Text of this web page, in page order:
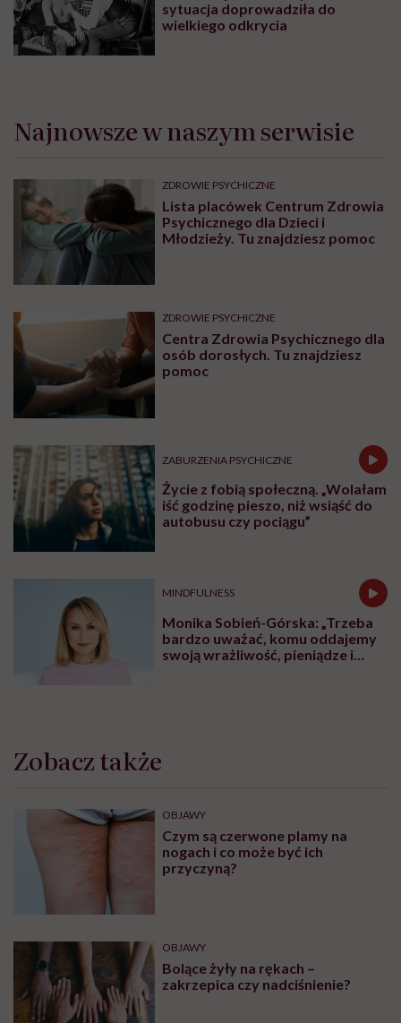
sytuacja doprowadziła do
wielkiego odkrycia
Najnowsze w naszym serwisie
ZDROWIE PSYCHICZNE
Lista placówek Centrum Zdrowia
Psychicznego dla Dzieci i
Młodzieży. Tu znajdziesz pomoc
ZDROWIE PSYCHICZNE
Centra Zdrowia Psychicznego dla
osób dorosłych. Tu znajdziesz
pomoc
ZABURZENIA PSYCHICZNE
Życie z fobią społeczną. „Wolałam
iść godzinę pieszo, niż wsiąść do
autobusu czy pociągu”
MINDFULNESS
Monika Sobień-Górska: „Trzeba
bardzo uważać, komu oddajemy
swoją wrażliwość, pieniądze i
Zobacz także
OBJAWY
Czym są czerwone plamy na
nogach i co może być ich
przyczyną?
OBJAWY
Bolące żyły na rękach –
zakrzepica czy nadciśnienie?